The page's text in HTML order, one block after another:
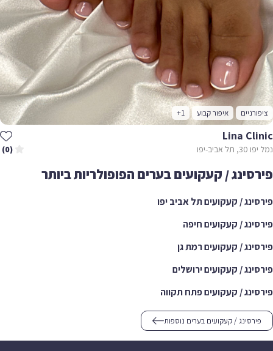
ציפורניים איפור קבוע +1
Lina Clinic
נמל יפו 30, תל אביב-יפו (0)
פירסינג / קעקועים בערים הפופולריות ביותר
פירסינג / קעקועים תל אביב יפו
פירסינג / קעקועים חיפה
פירסינג / קעקועים רמת גן
פירסינג / קעקועים ירושלים
פירסינג / קעקועים פתח תקווה
פירסינג / קעקועים בערים נוספות